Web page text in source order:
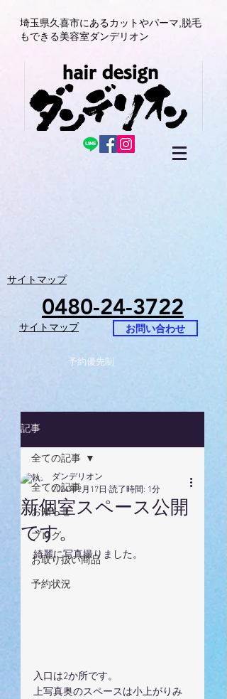
埼玉県久喜市にあるカットやパーマ, 脱毛
もできる美容室ダンデリオン
サイトマップ
0480-24-3722
サイトマップ お問い合わせ
予約優先制
記事
全ての記事
お知らせ
ブログ
お取り扱い商品
予約状況
全ての記事
新個室スペース公開
です。
ダンデリオン
2024年2月17日 読了時間: 1分
綺麗に写真撮りました。
入口は2か所です。
上写真奥のスペースは小上がりみ